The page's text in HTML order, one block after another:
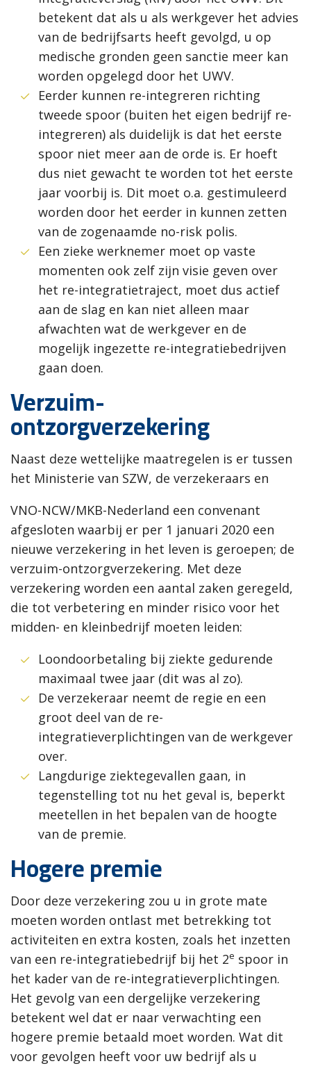
betekent dat als u als werkgever het advies
van de bedrijfsarts heeft gevolgd, u op
medische gronden geen sanctie meer kan
worden opgelegd door het UWV.
Eerder kunnen re-integreren richting
tweede spoor (buiten het eigen bedrijf re-
integreren) als duidelijk is dat het eerste
spoor niet meer aan de orde is. Er hoeft
dus niet gewacht te worden tot het eerste
jaar voorbij is. Dit moet o.a. gestimuleerd
worden door het eerder in kunnen zetten
van de zogenaamde no-risk polis.
Een zieke werknemer moet op vaste
momenten ook zelf zijn visie geven over
het re-integratietraject, moet dus actief
aan de slag en kan niet alleen maar
afwachten wat de werkgever en de
mogelijk ingezette re-integratiebedrijven
gaan doen.
Verzuim-
ontzorgverzekering
Naast deze wettelijke maatregelen is er tussen
het Ministerie van SZW, de verzekeraars en
VNO-NCW/MKB-Nederland een convenant
afgesloten waarbij er per 1 januari 2020 een
nieuwe verzekering in het leven is geroepen; de
verzuim-ontzorgverzekering. Met deze
verzekering worden een aantal zaken geregeld,
die tot verbetering en minder risico voor het
midden- en kleinbedrijf moeten leiden:
Loondoorbetaling bij ziekte gedurende
maximaal twee jaar (dit was al zo).
De verzekeraar neemt de regie en een
groot deel van de re-
integratieverplichtingen van de werkgever
over.
Langdurige ziektegevallen gaan, in
tegenstelling tot nu het geval is, beperkt
meetellen in het bepalen van de hoogte
van de premie.
Hogere premie
Door deze verzekering zou u in grote mate
moeten worden ontlast met betrekking tot
activiteiten en extra kosten, zoals het inzetten
van een re-integratiebedrijf bij het 2e spoor in
het kader van de re-integratieverplichtingen.
Het gevolg van een dergelijke verzekering
betekent wel dat er naar verwachting een
hogere premie betaald moet worden. Wat dit
voor gevolgen heeft voor uw bedrijf als u